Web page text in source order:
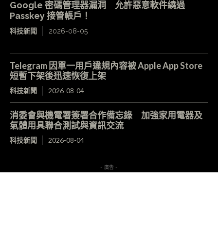
Google 密碼管理器漏洞 允許惡意軟件繞過
Passkey 接管帳戶！
科技新聞 2026-08-05
Telegram 因單一用戶違規內容被 Apple App Store
短暫下架後迅速恢復上架
科技新聞 2026-08-04
消委會與機電署簽署合作備忘錄 加強家用電器及
氣體用具聯合測試與資訊交流
科技新聞 2026-08-04
- 廣告 -